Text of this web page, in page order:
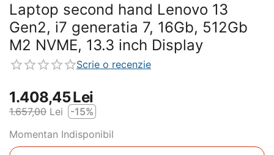
Laptop second hand Lenovo 13
Gen2, i7 generatia 7, 16Gb, 512Gb
M2 NVME, 13.3 inch Display
Scrie o recenzie
1.408,45Lei
1.657,00 Lei
-15%
Momentan Indisponibil